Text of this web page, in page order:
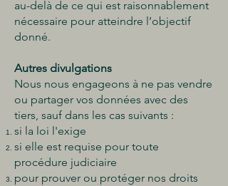
au-delà de ce qui est raisonnablement
nécessaire pour atteindre l’objectif
donné.
Autres divulgations
Nous nous engageons à ne pas vendre
ou partager vos données avec des
tiers, sauf dans les cas suivants :
si la loi l'exige
si elle est requise pour toute
procédure judiciaire
pour prouver ou protéger nos droits